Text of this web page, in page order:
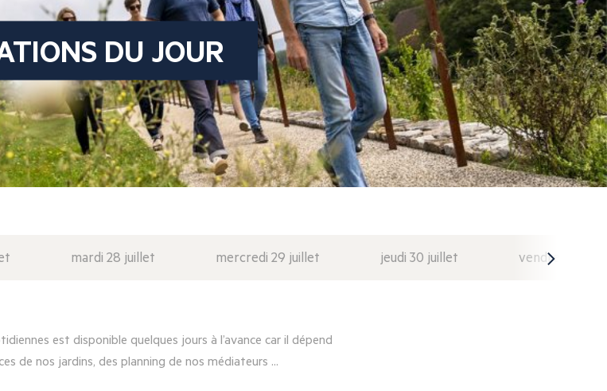
DU JOUR
mardi 28 juillet mercredi 29 juillet jeudi 30 juillet vendredi 31
est disponible quelques jours à l’avance car il dépend
de nos jardins, des planning de nos médiateurs ...